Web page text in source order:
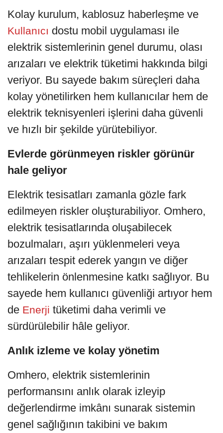
Kolay kurulum, kablosuz haberleşme ve
Kullanıcı dostu mobil uygulaması ile
elektrik sistemlerinin genel durumu, olası
arızaları ve elektrik tüketimi hakkında bilgi
veriyor. Bu sayede bakım süreçleri daha
kolay yönetilirken hem kullanıcılar hem de
elektrik teknisyenleri işlerini daha güvenli
ve hızlı bir şekilde yürütebiliyor.
Evlerde görünmeyen riskler görünür
hale geliyor
Elektrik tesisatları zamanla gözle fark
edilmeyen riskler oluşturabiliyor. Omhero,
elektrik tesisatlarında oluşabilecek
bozulmaları, aşırı yüklenmeleri veya
arızaları tespit ederek yangın ve diğer
tehlikelerin önlenmesine katkı sağlıyor. Bu
sayede hem kullanıcı güvenliği artıyor hem
de Enerji tüketimi daha verimli ve
sürdürülebilir hâle geliyor.
Anlık izleme ve kolay yönetim
Omhero, elektrik sistemlerinin
performansını anlık olarak izleyip
değerlendirme imkânı sunarak sistemin
genel sağlığının takibini ve bakım